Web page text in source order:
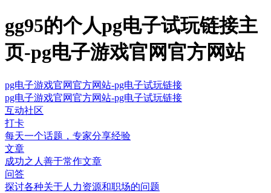
gg95的个人pg电子试玩链接主
页-pg电子游戏官网官方网站
pg电子游戏官网官方网站-pg电子试玩链接
pg电子游戏官网官方网站-pg电子试玩链接
互动社区
打卡
每天一个话题，专家分享经验
文章
成功之人善于常作文章
问答
探讨各种关于人力资源和职场的问题